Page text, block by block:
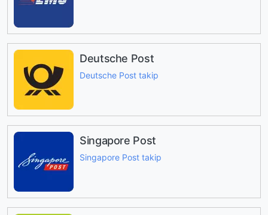
Deutsche Post
Deutsche Post takip
Singapore Post
Singapore Post takip